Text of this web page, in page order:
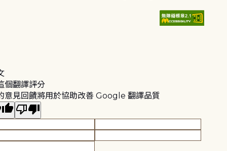
個翻譯評分
意見回饋將用於協助改善 Google 翻譯品質